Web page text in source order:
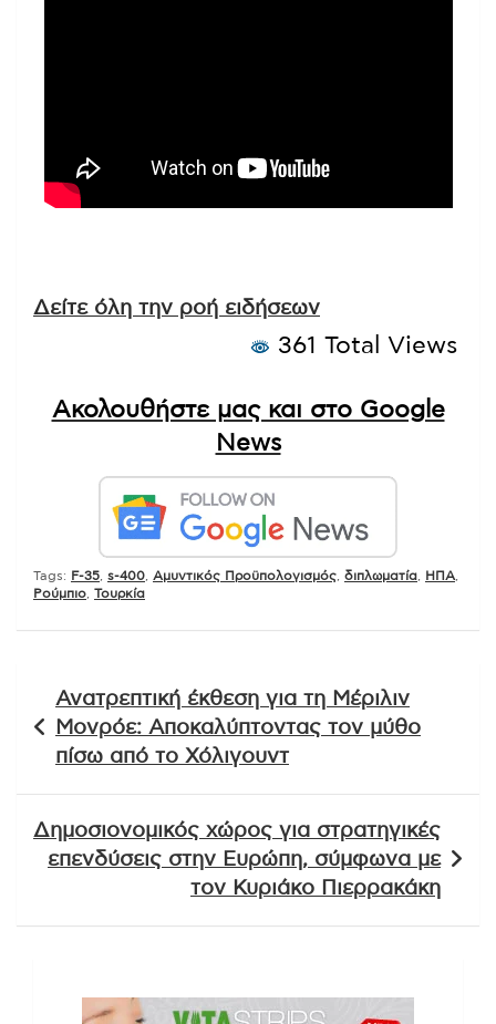
Δείτε όλη την ροή ειδήσεων
361 Total Views
Ακολουθήστε μας και στο Google
News
Tags: F-35 s-400 Αμυντικός Προϋπολογισμός διπλωματία ΗΠΑ
Ρούμπιο Τουρκία
άρθρων
Ανατρεπτική έκθεση για τη Μέριλιν
Μονρόε: Αποκαλύπτοντας τον μύθο
πίσω από το Χόλιγουντ
Δημοσιονομικός χώρος για στρατηγικές
επενδύσεις στην Ευρώπη, σύμφωνα με
τον Κυριάκο Πιερρακάκη